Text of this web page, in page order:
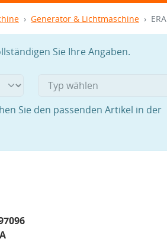
Generator & Lichtmaschine
Sie Ihre Angaben.
Sie den passenden Artikel in der